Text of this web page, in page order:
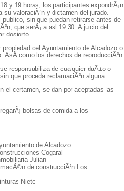
y 19 horas, los participantes expondrÃ¡n
su valoraciÃ³n y dictamen del jurado.
sin que puedan retirarse antes de
que serÃ¡ a asl 19:30. A juicio del
desierto.
del Ayuntamiento de Alcadozo o
AsÃ­ como los derechos de reproducciÃ³n.
responsabiliza de cualquier daÃ±o o
que proceda reclamaciÃ³n alguna.
el certamen, se dan por aceptadas las
bolsas de comida a los
de Alcadozo
Cogaral
Julian
de construcciÃ³n Los
Nieto